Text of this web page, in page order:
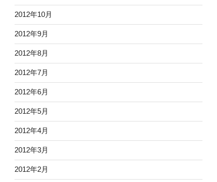
2012年10月
2012年9月
2012年8月
2012年7月
2012年6月
2012年5月
2012年4月
2012年3月
2012年2月